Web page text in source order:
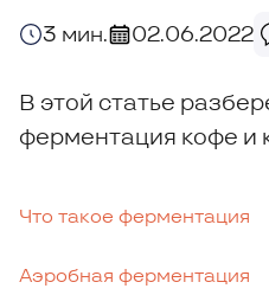
3 мин. 02.06.2022
В этой статье
ферментация кофе и
Что такое ферментация
Аэробная ферментация